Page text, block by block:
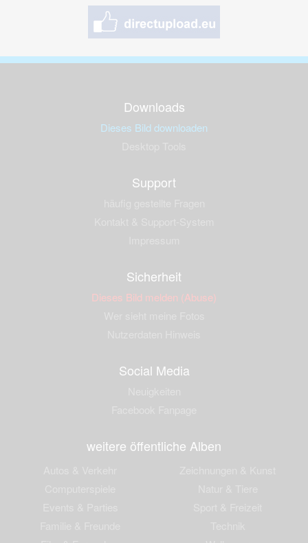
Downloads
Dieses Bild downloaden
Support
Sicherheit
Dieses Bild melden (Abuse)
Social Media
weitere öffentliche Alben